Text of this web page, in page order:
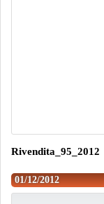
Rivendita_95_2012
01/12/2012